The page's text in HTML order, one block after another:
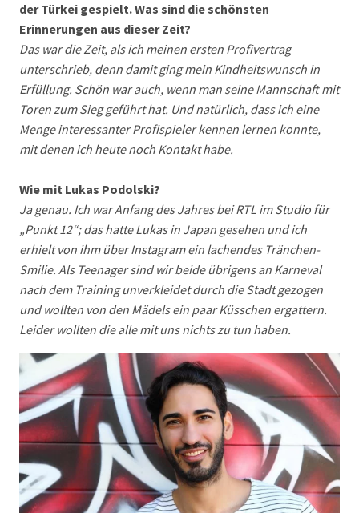
der Türkei gespielt. Was sind die schönsten
Erinnerungen aus dieser Zeit?
Das war die Zeit, als ich meinen ersten Profivertrag
unterschrieb, denn damit ging mein Kindheitswunsch in
Erfüllung. Schön war auch, wenn man seine Mannschaft mit
Toren zum Sieg geführt hat. Und natürlich, dass ich eine
Menge interessanter Profispieler kennen lernen konnte,
mit denen ich heute noch Kontakt habe.
Wie mit Lukas Podolski?
Ja genau. Ich war Anfang des Jahres bei RTL im Studio für
„Punkt 12“; das hatte Lukas in Japan gesehen und ich
erhielt von ihm über Instagram ein lachendes Tränchen-
Smilie. Als Teenager sind wir beide übrigens an Karneval
nach dem Training unverkleidet durch die Stadt gezogen
und wollten von den Mädels ein paar Küsschen ergattern.
Leider wollten die alle mit uns nichts zu tun haben.